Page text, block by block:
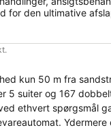
for den ultimative
kun 50 m fra
5 suiter og 167
ethvert spørgsmål
Ydermere